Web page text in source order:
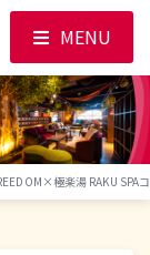
極楽湯 RAKU SPA
MENU